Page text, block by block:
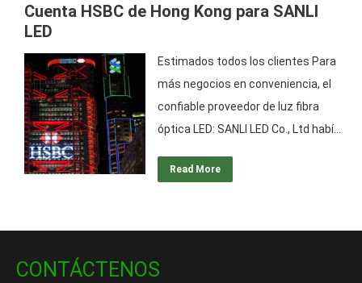
cuenta bancaria en USD del famoso
para pedidos de muestra y
pedidos…
Cuenta HSBC de Hong Kong para SANLI
LED
Estimados todos los clientes Para
más negocios en conveniencia, el
confiable proveedor de luz fibra
óptica LED: SANLI LED Co., Ltd había
USD del Hong Kong HSBC Bank.
Company Address in HK for Bank
Read More
CONTÁCTENOS